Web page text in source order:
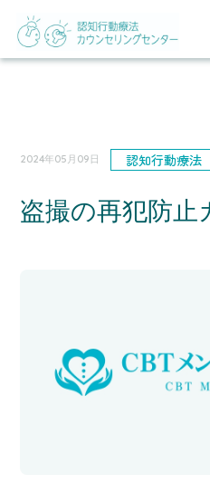
2024年05月09日 認知行動療法
盗撮の再犯防